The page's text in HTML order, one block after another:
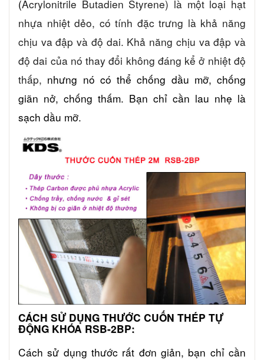
(Acrylonitrile Butadien Styrene) là một loại hạt
nhựa nhiệt dẻo, có tính đặc trưng là khả năng
chịu va đập và độ dai. Khả năng chịu va đập và
độ dai của nó thay đổi không đáng kể ở nhiệt độ
thấp, nhưng nó có thể chống dầu mỡ, chống
giãn nở, chống thấm. Bạn chỉ cần lau nhẹ là
sạch dầu mỡ.
CÁCH SỬ DỤNG THƯỚC CUỐN THÉP TỰ
ĐỘNG KHÓA RSB-2BP:
Cách sử dụng thước rất đơn giản, bạn chỉ cần